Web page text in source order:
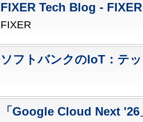
FIXER Tech Blog - FIXER
FIXER
ソフトバンクのIoT：テ
「Google Cloud Next